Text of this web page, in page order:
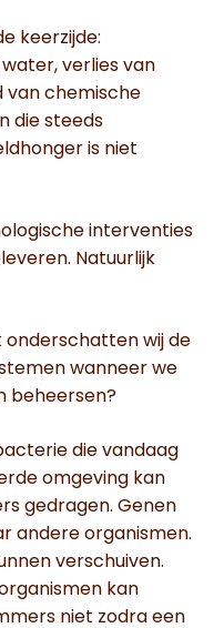
keerzijde:
verlies van
van chemische
die steeds
is niet
interventies
Natuurlijk
onderschatten wij de
wanneer we
beheersen?
die vandaag
omgeving kan
gedragen. Genen
andere organismen.
verschuiven.
kan
niet zodra een